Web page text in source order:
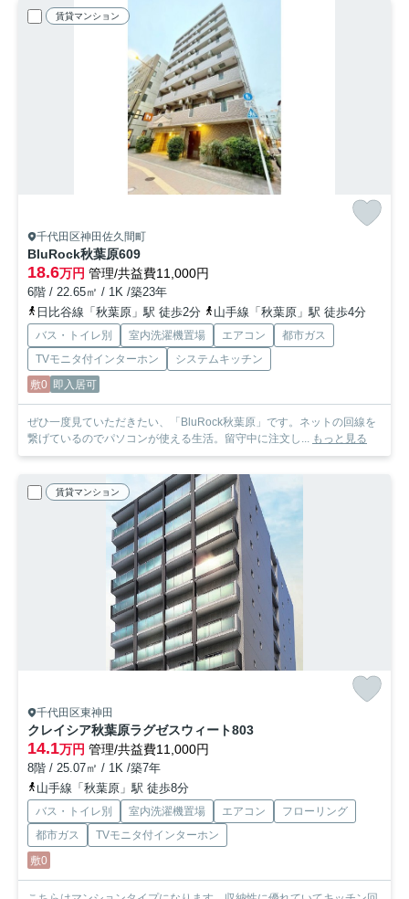
賃貸マンション
千代田区神田佐久間町
BluRock秋葉原609
18.6万円 管理/共益費11,000円
6階 / 22.65㎡ / 1K /築23年
日比谷線「秋葉原」駅 徒歩2分
山手線「秋葉原」駅 徒歩4分
バス・トイレ別 室内洗濯機置場 エアコン
都市ガス
TVモニタ付インターホン
システムキッチン
敷0 即入居可
ぜひ一度見ていただきたい、「BluRock秋葉原」です。ネットの回線を
繋げているのでパソコンが使える生活。留守中に注文し...
もっと見る
賃貸マンション
千代田区東神田
クレイシア秋葉原ラグゼスウィート803
14.1万円 管理/共益費11,000円
8階 / 25.07㎡ / 1K /築7年
山手線「秋葉原」駅 徒歩8分
バス・トイレ別 室内洗濯機置場 エアコン
フローリング
都市ガス
TVモニタ付インターホン
敷0